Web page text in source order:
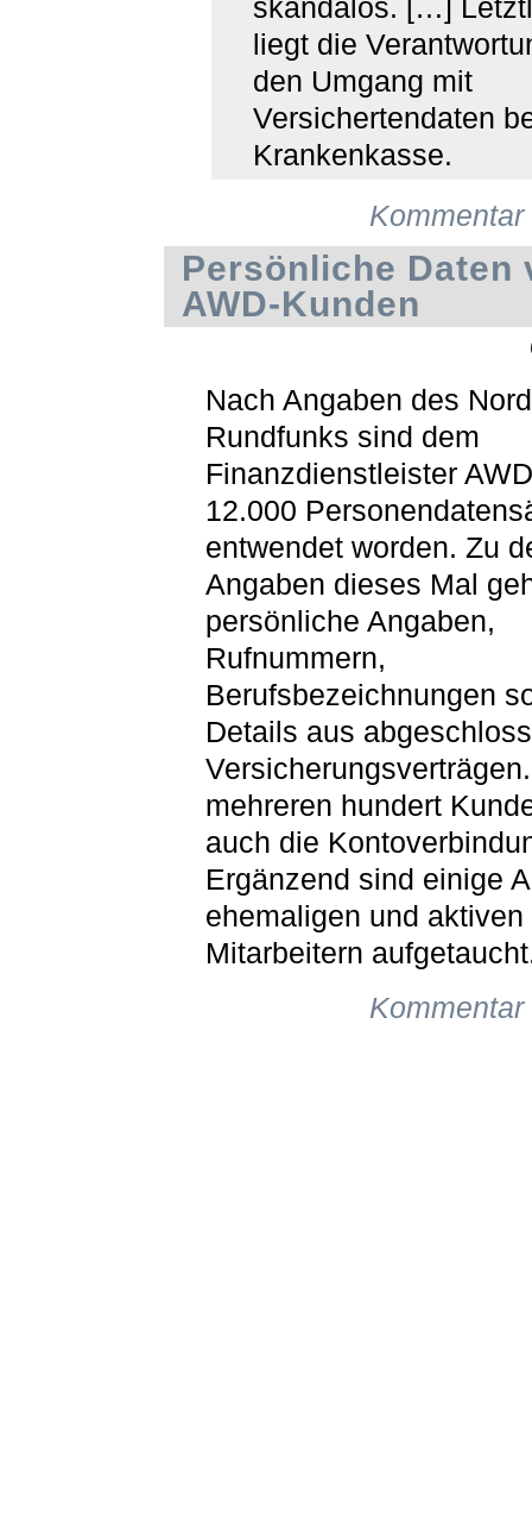
skandalös. […]
liegt die
den Umgang mit
Versichertendaten
Krankenkasse.
Persönliche Daten
AWD-Kunden
Nach Angaben des
Rundfunks sind dem
Finanzdienstleister
12.000
entwendet worden. Zu
Angaben dieses Mal
persönliche Angaben,
Rufnummern,
Berufsbezeichnungen
Details aus
mehreren hundert
auch die
Ergänzend sind einige
ehemaligen und aktiven
Mitarbeitern